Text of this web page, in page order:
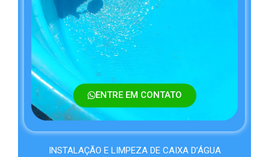
ENTRE EM CONTATO
INSTALAÇÃO E LIMPEZA DE CAIXA D’ÁGUA